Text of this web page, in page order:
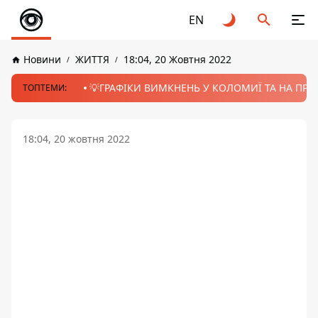
EN
Новини ЖИТТЯ 18:04, 20 Жовтня 2022
ТОПТЕМИ: 💡ГРАФІКИ ВИМКНЕНЬ У КОЛОМИЇ ТА НА
18:04, 20 жовтня 2022